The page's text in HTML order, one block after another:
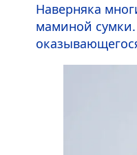
Наверняка
маминой